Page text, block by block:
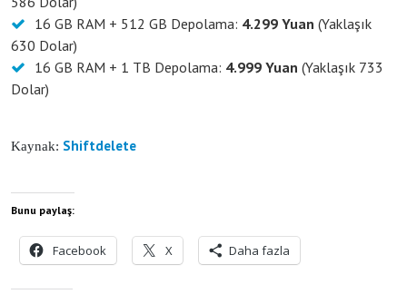
16 GB RAM + 512 GB Depolama: 4.299 Yuan (Yaklaşık
630 Dolar)
16 GB RAM + 1 TB Depolama: 4.999 Yuan (Yaklaşık 733
Dolar)
Kaynak: Shiftdelete
Bunu paylaş:
Facebook X Daha fazla